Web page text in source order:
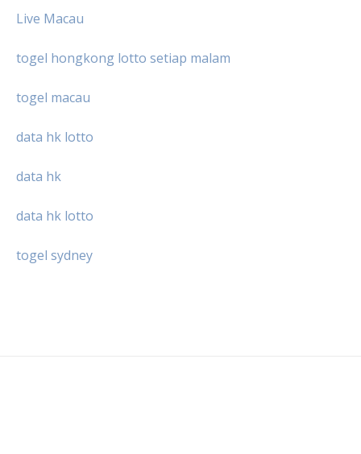
Live Macau
togel hongkong lotto setiap malam
togel macau
data hk lotto
data hk
data hk lotto
togel sydney